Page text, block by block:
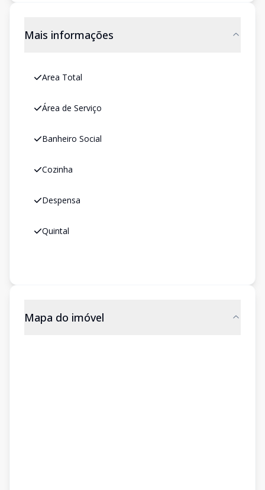
Mais informações
Area Total
Área de Serviço
Banheiro Social
Cozinha
Despensa
Quintal
Mapa do imóvel